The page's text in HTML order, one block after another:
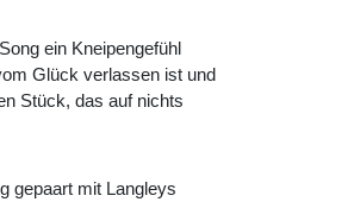
ein Kneipengefühl
Glück verlassen ist und
Stück, das auf nichts
gepaart mit Langleys